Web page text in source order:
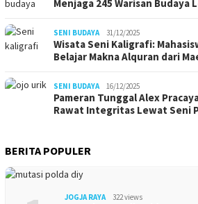
Menjaga 245 Warisan Budaya
SENI BUDAYA 31/12/2025
Wisata Seni Kaligrafi:
Belajar Makna Alquran dari
SENI BUDAYA 16/12/2025
Pameran Tunggal Alex
Rawat Integritas Lewat Seni
BERITA POPULER
JOGJA RAYA 322 views